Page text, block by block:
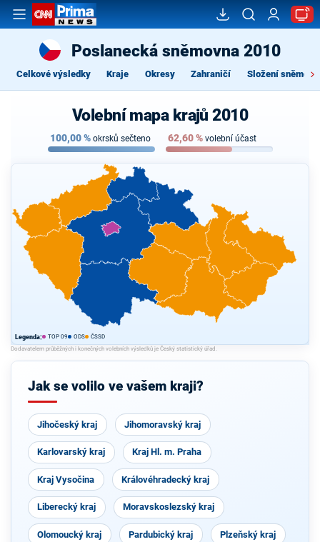
Poslanecká sněmovna 2010
Celkové výsledky Kraje Okresy Zahraničí Složení
Volební mapa krajů 2010
100,00% okrsků sečteno 62,60% volební účast
Legenda: TOP 09 ODS ČSSD
Jak se volilo ve vašem kraji?
Jihočeský kraj Jihomoravský kraj
Karlovarský kraj Kraj Hl. m. Praha
Kraj Vysočina Královéhradecký kraj
Liberecký kraj Moravskoslezský kraj
Olomoucký kraj Pardubický kraj Plzeňský kraj